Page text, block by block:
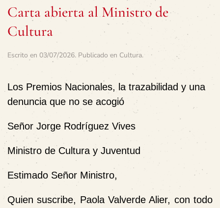
Carta abierta al Ministro de
Cultura
Escrito en 03/07/2026. Publicado en Cultura.
Los Premios Nacionales, la trazabilidad y una
denuncia que no se acogió
Señor Jorge Rodríguez Vives
Ministro de Cultura y Juventud
Estimado Señor Ministro,
Quien suscribe, Paola Valverde Alier, con todo